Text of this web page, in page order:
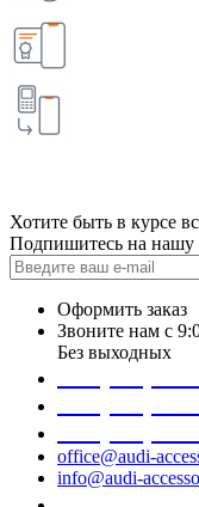
Хотите быть в курсе
Подпишитесь на нашу
Оформить заказ
Звоните нам с
Без выходных
office@audi-
info@audi-